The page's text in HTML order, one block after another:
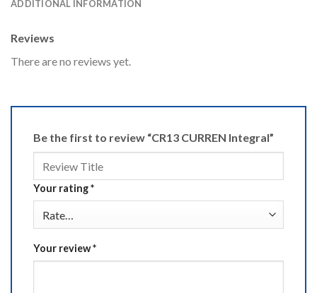
ADDITIONAL INFORMATION
Reviews
There are no reviews yet.
Be the first to review “CR13 CURREN Integral”
Your rating*
Your review*